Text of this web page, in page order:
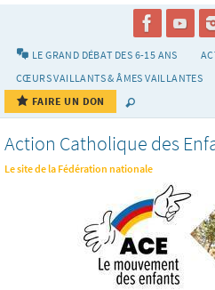
LE GRAND DÉBAT DES 6-15 ANS
CŒURS VAILLANTS & ÂMES VAILLANTES
FAIRE UN DON
Action Catholique des
Le site de la Fédération nationale